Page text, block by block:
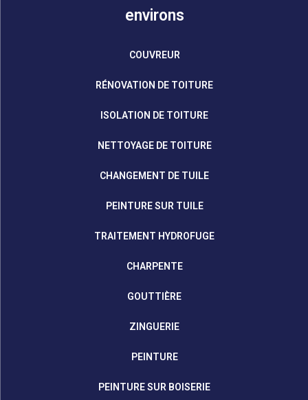
environs
COUVREUR
RÉNOVATION DE TOITURE
ISOLATION DE TOITURE
NETTOYAGE DE TOITURE
CHANGEMENT DE TUILE
PEINTURE SUR TUILE
TRAITEMENT HYDROFUGE
CHARPENTE
GOUTTIÈRE
ZINGUERIE
PEINTURE
PEINTURE SUR BOISERIE